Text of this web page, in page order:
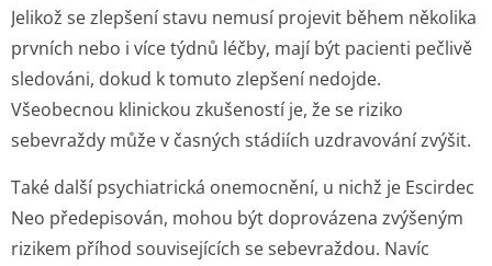
Jelikož se zlepšení stavu nemusí projevit během několika
prvních nebo i více týdnů léčby, mají být pacienti pečlivě
sledováni, dokud k tomuto zlepšení nedojde.
Všeobecnou klinickou zkušeností je, že se riziko
sebevraždy může v časných stádiích uzdravování zvýšit.
Také další psychiatrická onemocnění, u nichž je Escirdec
Neo předepisován, mohou být doprovázena zvýšeným
rizikem příhod souvisejících se sebevraždou. Navíc